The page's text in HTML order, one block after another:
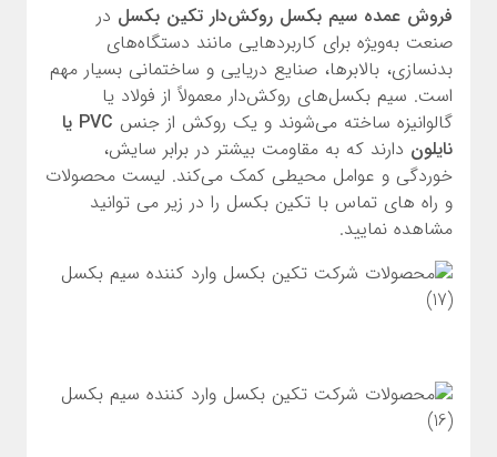
فروش عمده سیم بکسل روکش‌دار تکین بکسل در
صنعت به‌ویژه برای کاربردهایی مانند دستگاه‌های
بدنسازی، بالابرها، صنایع دریایی و ساختمانی بسیار مهم
است. سیم بکسل‌های روکش‌دار معمولاً از فولاد یا
گالوانیزه ساخته می‌شوند و یک روکش از جنس
PVC یا
نایلون دارند که به مقاومت بیشتر در برابر سایش،
خوردگی و عوامل محیطی کمک می‌کند. لیست محصولات
و راه های تماس با تکین بکسل را در زیر می توانید
مشاهده نمایید.